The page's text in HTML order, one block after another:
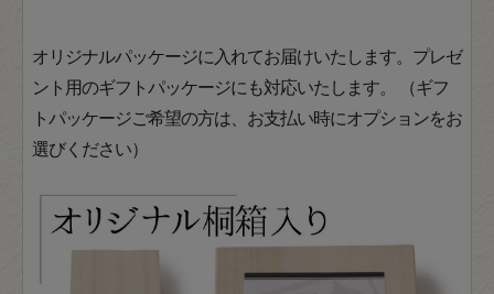
オリジナルパッケージに入れてお届けいたします。プレゼ
ント用のギフトパッケージにも対応いたします。 （ギフ
トパッケージご希望の方は、お支払い時にオプションをお
選びください）